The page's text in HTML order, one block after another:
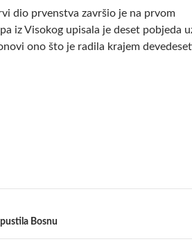
dio prvenstva završio je na prvom
iz Visokog upisala je deset pobjeda
ono što je radila krajem
Bosnu